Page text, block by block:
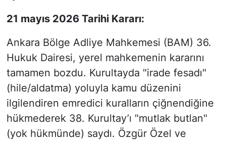
21 mayıs 2026 Tarihi Kararı:
Ankara Bölge Adliye Mahkemesi (BAM) 36.
Hukuk Dairesi, yerel mahkemenin kararını
tamamen bozdu. Kurultayda "irade fesadı"
(hile/aldatma) yoluyla kamu düzenini
ilgilendiren emredici kuralların çiğnendiğine
hükmederek 38. Kurultay’ı "mutlak butlan"
(yok hükmünde) saydı. Özgür Özel ve